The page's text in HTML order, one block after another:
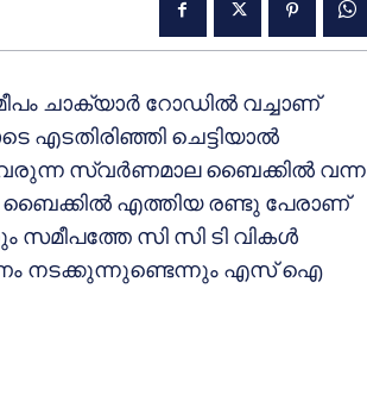
ചാക്യാര്‍ റോഡില്‍ വച്ചാണ്
എടതിരിഞ്ഞി ചെട്ടിയാല്‍
വരുന്ന സ്വര്‍ണമാല ബൈക്കില്‍ വന്ന
ബൈക്കില്‍ എത്തിയ രണ്ടു പേരാണ്
സമീപത്തേ സി സി ടി വികള്‍
നടക്കുന്നുണ്ടെന്നും എസ് ഐ